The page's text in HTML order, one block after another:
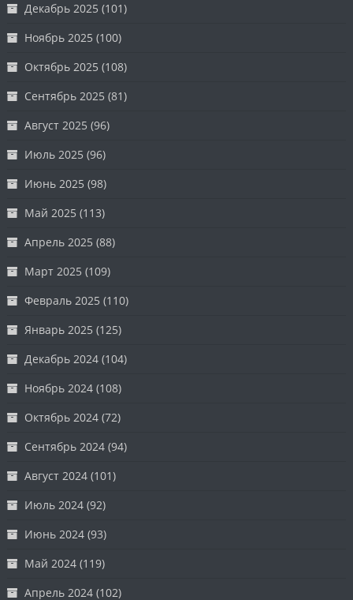
Декабрь 2025 (101)
Ноябрь 2025 (100)
Октябрь 2025 (108)
Сентябрь 2025 (81)
Август 2025 (96)
Июль 2025 (96)
Июнь 2025 (98)
Май 2025 (113)
Апрель 2025 (88)
Март 2025 (109)
Февраль 2025 (110)
Январь 2025 (125)
Декабрь 2024 (104)
Ноябрь 2024 (108)
Октябрь 2024 (72)
Сентябрь 2024 (94)
Август 2024 (101)
Июль 2024 (92)
Июнь 2024 (93)
Май 2024 (119)
Апрель 2024 (102)